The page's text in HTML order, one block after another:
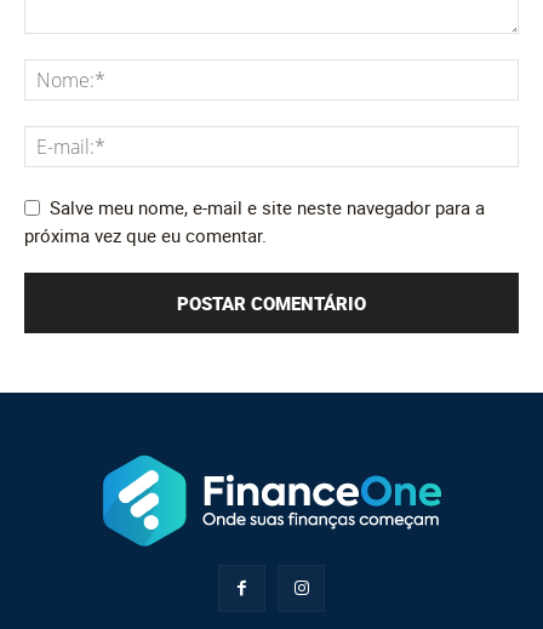
Salve meu nome, e-mail e site neste navegador para a
próxima vez que eu comentar.